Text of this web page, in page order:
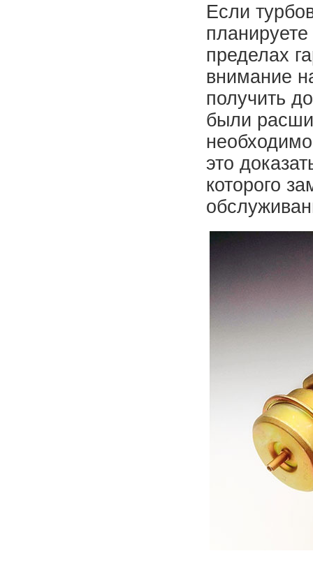
Если
пределах
внимание
получить
были
это
которого